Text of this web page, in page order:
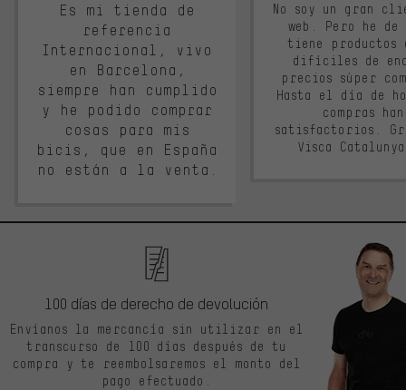
Es mi tienda de
referencia
Internacional, vivo
en Barcelona,
siempre han cumplido
y he podido comprar
cosas para mis
bicis, que en España
no están a la venta.
No soy un gran
web. Pero he
tiene productos
difíciles de
precios súper
Hasta el día de
compras
satisfactorios.
Visca
100 días de derecho de devolución
Envíanos la mercancía sin utilizar en el
transcurso de 100 días después de tu
compra y te reembolsaremos el monto del
pago efectuado.